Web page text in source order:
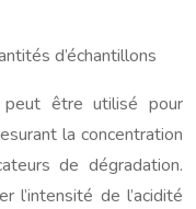
d’échantillons
peut être utilisé pour
la concentration
de dégradation.
l’intensité de l’acidité